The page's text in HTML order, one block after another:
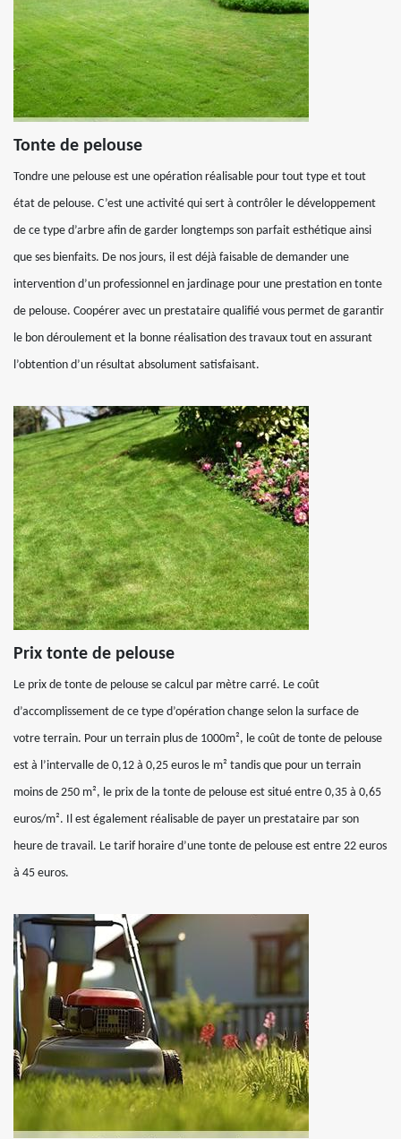
Tonte de pelouse
Tondre une pelouse est une opération réalisable pour tout type et tout
état de pelouse. C’est une activité qui sert à contrôler le développement
de ce type d’arbre afin de garder longtemps son parfait esthétique ainsi
que ses bienfaits. De nos jours, il est déjà faisable de demander une
intervention d’un professionnel en jardinage pour une prestation en tonte
de pelouse. Coopérer avec un prestataire qualifié vous permet de garantir
le bon déroulement et la bonne réalisation des travaux tout en assurant
l’obtention d’un résultat absolument satisfaisant.
Prix tonte de pelouse
Le prix de tonte de pelouse se calcul par mètre carré. Le coût
d’accomplissement de ce type d’opération change selon la surface de
votre terrain. Pour un terrain plus de 1000m², le coût de tonte de pelouse
est à l’intervalle de 0,12 à 0,25 euros le m² tandis que pour un terrain
moins de 250 m², le prix de la tonte de pelouse est situé entre 0,35 à 0,65
euros/m². Il est également réalisable de payer un prestataire par son
heure de travail. Le tarif horaire d’une tonte de pelouse est entre 22 euros
à 45 euros.